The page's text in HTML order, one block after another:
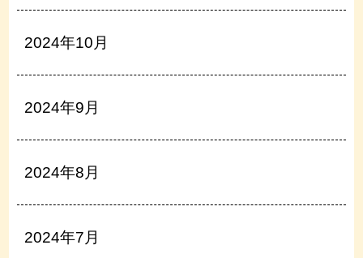
2024年10月
2024年9月
2024年8月
2024年7月